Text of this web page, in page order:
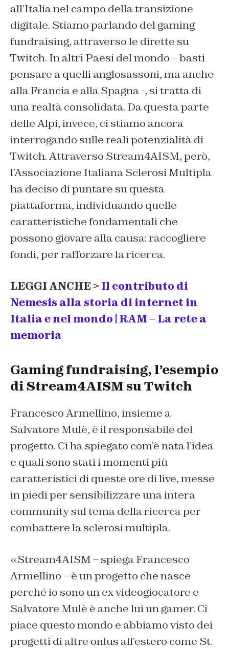
all’Italia nel campo della transizione
digitale. Stiamo parlando del gaming
fundraising, attraverso le dirette su
Twitch. In altri Paesi del mondo – basti
pensare a quelli anglosassoni, ma anche
alla Francia e alla Spagna -, si tratta di
una realtà consolidata. Da questa parte
delle Alpi, invece, ci stiamo ancora
interrogando sulle reali potenzialità di
Twitch. Attraverso Stream4AISM, però,
l’Associazione Italiana Sclerosi Multipla
ha deciso di puntare su questa
piattaforma, individuando quelle
caratteristiche fondamentali che
possono giovare alla causa: raccogliere
fondi, per rafforzare la ricerca.
LEGGI ANCHE > Il contributo di
Nemesis alla storia di internet in
Italia e nel mondo | RAM – La rete a
memoria
Gaming fundraising, l’esempio
di Stream4AISM su Twitch
Francesco Armellino, insieme a
Salvatore Mulè, è il responsabile del
progetto. Ci ha spiegato com’è nata l’idea
e quali sono stati i momenti più
caratteristici di queste ore di live, messe
in piedi per sensibilizzare una intera
community sul tema della ricerca per
combattere la sclerosi multipla.
«Stream4AISM – spiega Francesco
Armellino – è un progetto che nasce
perché io sono un ex videogiocatore e
Salvatore Mulè è anche lui un gamer. Ci
piace questo mondo e abbiamo visto dei
progetti di altre onlus all’estero come St.